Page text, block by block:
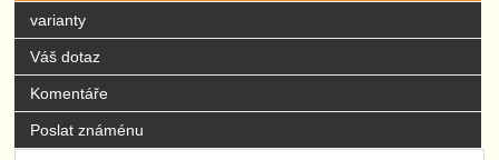
varianty
Váš dotaz
Komentáře
Poslat známénu